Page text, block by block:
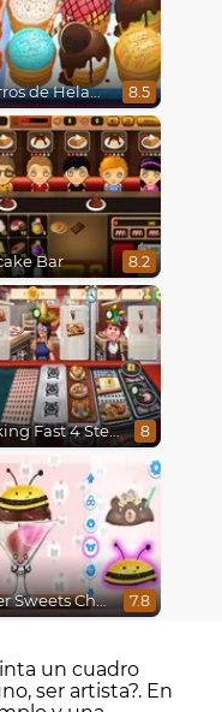
Churros de Helado 8.5
Bar 8.2
Cooking Fast 4 Steak 8
Super Sweets Challenge 7.8
un cuadro
ser artista?. En